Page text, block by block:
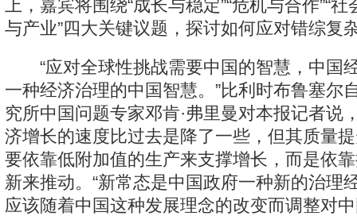
上，嘉宾将围绕“成长与稳定”“危机与合作”“社
与产业”四大关键议题，探讨如何应对错综复
“应对全球性挑战需要中国的智慧，中国
一种经济治理的中国智慧。”比利时布鲁塞尔
究所中国问题专家邓肯·弗里曼对本报记者说
济增长的速度比过去是降了一些，但其质量
要依靠低附加值的生产来支撑增长，而是依
新来推动。“新常态是中国政府一种新的治理
应该随着中国这种发展理念的改变而调整对